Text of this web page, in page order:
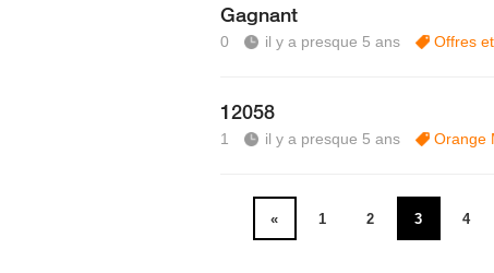
Gagnant
0 il y a presque 5 ans Offres
12058
1 il y a presque 5 ans Orange
« 1 2 3 4